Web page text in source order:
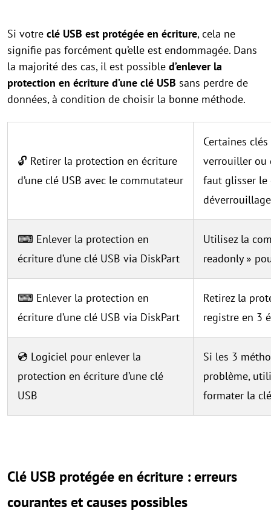
Si votre clé USB est protégée en écriture, cela ne
signifie pas forcément qu’elle est endommagée. Dans
la majorité des cas, il est possible d’enlever la
protection en écriture d’une clé USB sans perdre de
données, à condition de choisir la bonne méthode.
🔓 Retirer la protection en écriture
d’une clé USB avec le commutateur
Certaines
verrouiller ou
faut glisser le
⌨ Enlever la protection en
écriture d’une clé USB via DiskPart
Utilisez la
readonly »
⌨ Enlever la protection en
écriture d’une clé USB via DiskPart
Retirez la
registre en 3
💿 Logiciel pour enlever la
protection en écriture d’une clé
USB
Si les 3
problème,
formater la
Clé USB protégée en écriture : erreurs
courantes et causes possibles